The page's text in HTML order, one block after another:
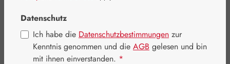
Datenschutz
Ich habe die Datenschutzbestimmungen zur
Kenntnis genommen und die AGB gelesen und bin
mit ihnen einverstanden. *